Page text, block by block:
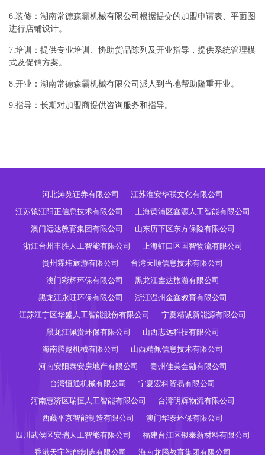
6.装修：湖南常德森霸机械有限公司根据提交的加盟申请表、平面图
进行店铺设计。
7.培训：提供专业培训、协助货品陈列及开业指导，提供系统管理模
式及促销方案。
8.开业：湖南常德森霸机械有限公司派人到当地帮助隆重开业。
9.指导：长期对加盟商提供咨询服务和指导。
河北涛览证券有限公司
江苏淮安华联文化有限公司
江苏镇江阳正信息技术有限公司
上海黄浦区鑫源人工智能有限公司
澳门远达教育集团有限公司
山东历下区东方保险有限公司
浙江台州丰胜人工智能有限公司
上海虹口区国智物流有限公司
贵州霖玮旅游有限公司
台湾天顺信息技术有限公司
澳门彩辉环保有限公司
黑龙江鑫达旅游有限公司
黑龙江永旺环保有限公司
浙江温州金鑫教育有限公司
江苏江宁区华盛人工智能股份有限公司
宁夏精诚新能源有限公司
黑龙江佩贵环保有限公司
山西志远科技有限公司
海南腾越机械有限公司
山西精佩信息技术有限公司
河南安阳泰安房地产有限公司
贵州佳美金融有限公司
台湾恒通机械有限公司
宁夏宏科贸易有限公司
河南惠济区瑞恒人工智能有限公司
台湾明辉物流有限公司
西藏平京智能制造有限公司
澳门华泰环保有限公司
四川武侯区安瑞人工智能有限公司
福建台江区银泰新材料有限公司
香港天宇智能制造有限公司
海南龙腾教育集团有限公司